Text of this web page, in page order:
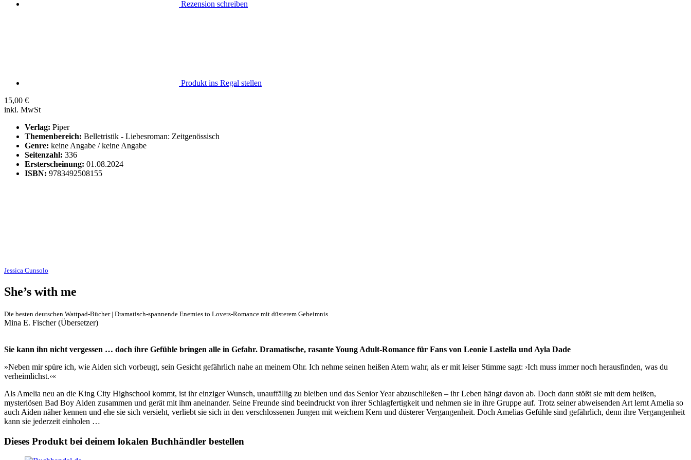
Rezension schreiben
Produkt ins Regal stellen
15,00 €
inkl. MwSt
Verlag: Piper
Themenbereich: Belletristik - Liebesroman: Zeitgenössisch
Genre: keine Angabe / keine Angabe
Seitenzahl: 336
Ersterscheinung: 01.08.2024
ISBN: 9783492508155
Jessica Cunsolo
She’s with me
Die besten deutschen Wattpad-Bücher | Dramatisch-spannende Enemies to Lovers-Romance mit düsterem Geheimnis
Mina E. Fischer (Übersetzer)
Sie kann ihn nicht vergessen … doch ihre Gefühle bringen alle in Gefahr. Dramatische, rasante Young Adult-Romance für Fans von Leonie Lastella und Ayla Dade
»Neben mir spüre ich, wie Aiden sich vorbeugt, sein Gesicht gefährlich nahe an meinem Ohr. Ich nehme seinen heißen Atem wahr, als er mit leiser Stimme sagt: ›Ich muss immer noch herausfinden, was du
verheimlichst.‹«
Als Amelia neu an die King City Highschool kommt, ist ihr einziger Wunsch, unauffällig zu bleiben und das Senior Year abzuschließen – ihr Leben hängt davon ab. Doch dann stößt sie mit dem heißen,
mysteriösen Bad Boy Aiden zusammen und gerät mit ihm aneinander. Seine Freunde sind beeindruckt von ihrer Schlagfertigkeit und nehmen sie in ihre Gruppe auf. Trotz seiner abweisenden Art lernt Amelia so
auch Aiden näher kennen und ehe sie sich versieht, verliebt sie sich in den verschlossenen Jungen mit weichem Kern und düsterer Vergangenheit. Doch Amelias Gefühle sind gefährlich, denn ihre Vergangenheit
kann sie jederzeit einholen …
Dieses Produkt bei deinem lokalen Buchhändler bestellen